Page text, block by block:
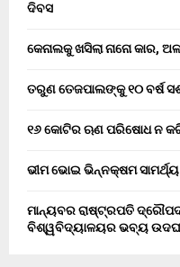
ଦିବସ
କେନାଲକୁ ଖସିଲା ନାନୋ କାର,
ତରୁଣ ତେଜପାଲଙ୍କୁ ୧୦ ବର୍ଷ
୧୬ କୋଟିର ଋଣ ପରିଷୋଧ ନ
ଭୀମ ଭୋଇ ଭିନ୍ନକ୍ଷମ
ମାନ୍ୟବର ରାଷ୍ଟ୍ରପତି
ବିଶ୍ୱବିଦ୍ୟାଳୟର ଭବ୍ୟ